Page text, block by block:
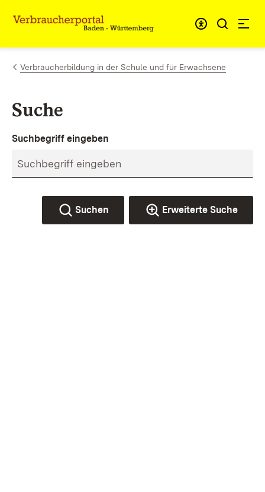
Zum Inhalt springen
Link zur Startseite
Verbraucherbildung in der Schule und für Erwachsene
Suche
Suchbegriff eingeben
Suchen Erweiterte Suche